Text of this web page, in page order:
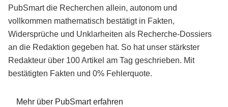
PubSmart die Recherchen allein, autonom und
vollkommen mathematisch bestätigt in Fakten,
Widersprüche und Unklarheiten als Recherche-Dossiers
an die Redaktion gegeben hat. So hat unser stärkster
Redakteur über 100 Artikel am Tag geschrieben. Mit
bestätigten Fakten und 0% Fehlerquote.
Mehr über PubSmart erfahren